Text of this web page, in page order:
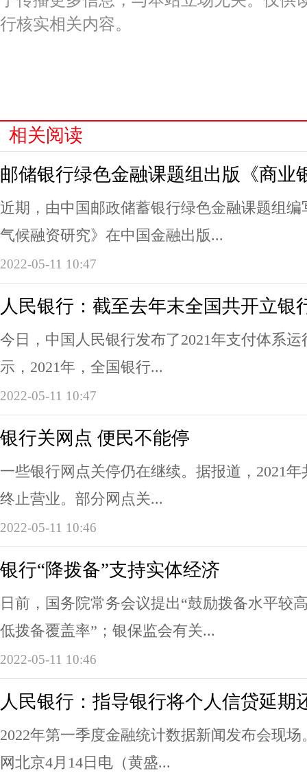
行核实相关内容。
相关阅读
邮储银行绿色金融课题组出版《商业
近期，由中国邮政储蓄银行绿色金融课题组
气候融资研究》在中国金融出版...
2022-05-11 10:47
人民银行：截至去年末全国共开立银
今日，中国人民银行发布了2021年支付体系
示，2021年，全国银行...
2022-05-11 10:47
银行关网点 便民不能停
一些银行网点关停仍在继续。据报道，2021年
终止营业。部分网点关...
2022-05-11 10:46
银行“降拨备”支持实体经济
日前，国务院常务会议提出“鼓励拨备水平较
低拨备覆盖率”；银保监会有关...
2022-05-11 10:46
人民银行：指导银行将个人信贷延期
2022年第一季度金融统计数据新闻发布会现
网北京4月14日电（黄盛...